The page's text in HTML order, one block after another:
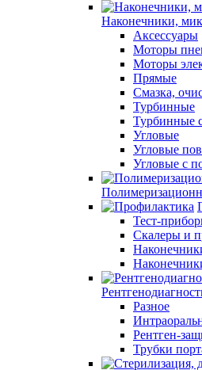
Наконечники,
Аксессуары
Моторы
Моторы
Прямые
Смазка,
Турбинные
Турбинные
Угловые
Угловые
Угловые с
Тест-
Скалеры и
Разное
Рентген-
Трубки